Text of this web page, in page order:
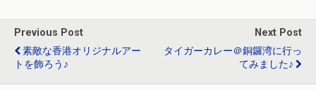
o
o
k
a
Previous Post
素敵な香港オリジナルアー
トを飾ろう♪
Next Post
タイガーカレー＠銅鑼湾に行っ
てみました♪